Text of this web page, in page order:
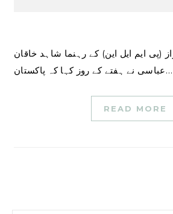
عباسی نے ہفتے کے روز کہا کہ پاکستان…
READ MORE